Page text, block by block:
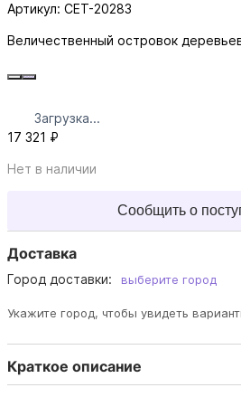
Артикул: CET-20283
Величественный островок
Загрузка...
17 321 ₽
Нет в наличии
Сообщить о
Доставка
Город доставки: выберите город
Укажите город, чтобы увидеть
Краткое описание